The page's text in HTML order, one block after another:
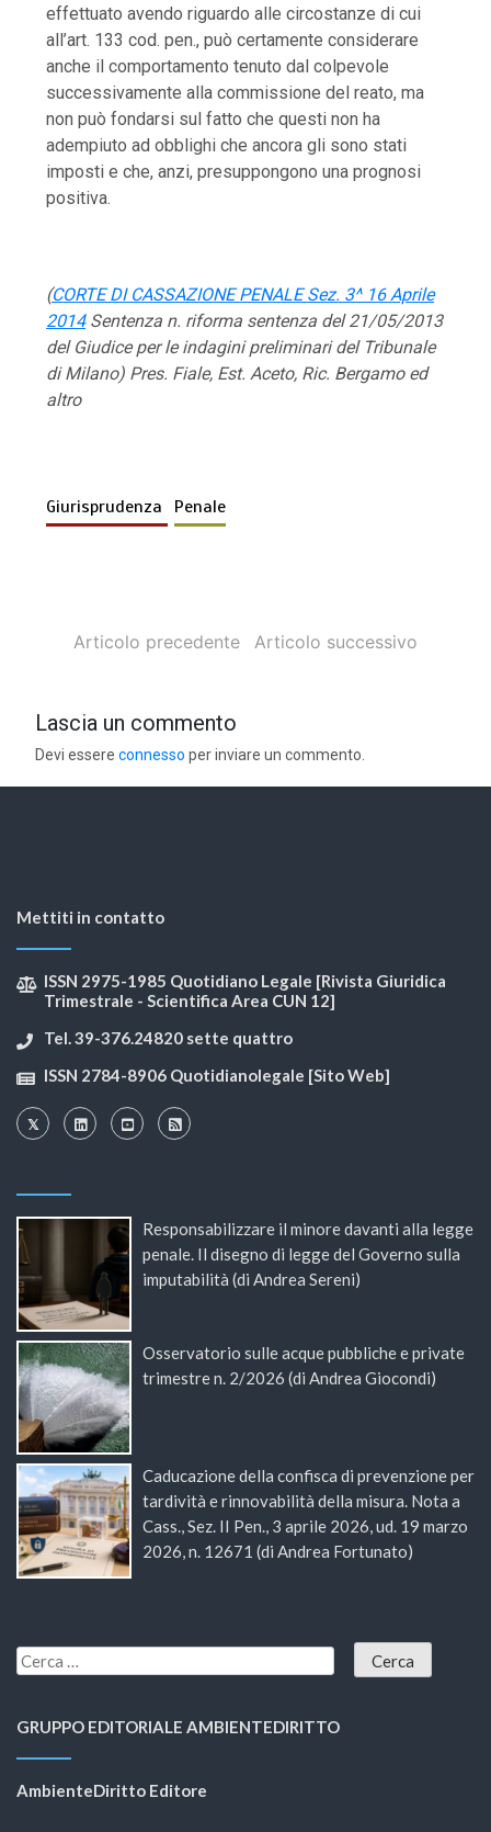
effettuato avendo riguardo alle circostanze di cui
all’art. 133 cod. pen., può certamente considerare
anche il comportamento tenuto dal colpevole
successivamente alla commissione del reato, ma
non può fondarsi sul fatto che questi non ha
adempiuto ad obblighi che ancora gli sono stati
imposti e che, anzi, presuppongono una prognosi
positiva.
(CORTE DI CASSAZIONE PENALE Sez. 3^ 16 Aprile
2014Sentenza n. riforma sentenza del 21/05/2013
del Giudice per le indagini preliminari del Tribunale
di Milano) Pres. Fiale, Est. Aceto, Ric. Bergamo ed
altro
Giurisprudenza Penale
Articolo precedente Articolo successivo
Lascia un commento
Devi essereconnesso per inviare un commento.
Mettiti in contatto
ISSN 2975-1985 Quotidiano Legale [Rivista Giuridica
Trimestrale - Scientifica Area CUN 12]
Tel. 39-376.24820 sette quattro
ISSN 2784-8906 Quotidianolegale [Sito Web]
Responsabilizzare il minore davanti alla legge
penale. Il disegno di legge del Governo sulla
imputabilità (di Andrea Sereni)
Osservatorio sulle acque pubbliche e private
trimestre n. 2/2026 (di Andrea Giocondi)
Caducazione della confisca di prevenzione per
tardività e rinnovabilità della misura. Nota a
Cass., Sez. II Pen., 3 aprile 2026, ud. 19 marzo
2026, n. 12671 (di Andrea Fortunato)
GRUPPO EDITORIALE AMBIENTEDIRITTO
AmbienteDiritto Editore